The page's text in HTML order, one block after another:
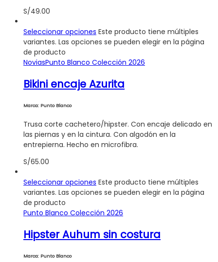
S/49.00
Seleccionar opciones Este producto tiene múltiples
variantes. Las opciones se pueden elegir en la página
de producto
NoviasPunto Blanco Colección 2026
Bikini encaje Azurita
Marca: Punto Blanco
Trusa corte cachetero/hipster. Con encaje delicado en
las piernas y en la cintura. Con algodón en la
entrepierna. Hecho en microfibra.
S/65.00
Seleccionar opciones Este producto tiene múltiples
variantes. Las opciones se pueden elegir en la página
de producto
Punto Blanco Colección 2026
Hipster Auhum sin costura
Marca: Punto Blanco